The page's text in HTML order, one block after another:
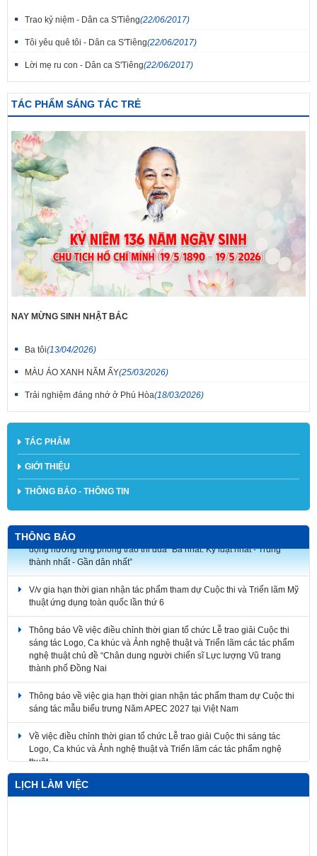
Trao kỷ niệm - Dân ca S'Tiêng(22/06/2017)
Tôi yêu quê tôi - Dân ca S'Tiêng(22/06/2017)
Lời mẹ ru con - Dân ca S'Tiêng(22/06/2017)
TÁC PHẨM SÁNG TÁC TRẺ
NAY MỪNG SINH NHẬT BÁC
Ba tôi(13/04/2026)
MÀU ÁO XANH NĂM ẤY(25/03/2026)
Trải nghiệm đáng nhớ ở Phú Hòa(18/03/2026)
TÁC PHẨM
GIỚI THIỆU
THÔNG BÁO - THÔNG TIN
THÔNG BÁO
V/v triển khai tham gia Cuộc thi ảnh nghệ thuật và Cuộc thi vẽ tranh cổ
động hưởng ứng phong trào thi đua “Ba nhất: Kỷ luật nhất - Trung
thành nhất - Gần dân nhất”
V/v gia hạn thời gian nhận tác phẩm tham dự Cuộc thi và Triển lãm Mỹ
thuật ứng dụng toàn quốc lần thứ 6
Thông báo Về việc điều chỉnh thời gian tổ chức Lễ trao giải Cuộc thi
sáng tác Logo, Ca khúc và Ảnh nghệ thuật và Triển lãm các tác phẩm
nghệ thuật chủ đề “Chân dung người chiến sĩ Lực lượng Vũ trang
thành phố Đồng Nai
Thông báo về việc gia hạn thời gian nhận tác phẩm tham dự Cuộc thi
sáng tác mẫu biểu trưng Năm APEC 2027 tại Việt Nam
Về việc điều chỉnh thời gian tổ chức Lễ trao giải Cuộc thi sáng tác
Logo, Ca khúc và Ảnh nghệ thuật và Triển lãm các tác phẩm nghệ
thuật
LỊCH LÀM VIỆC